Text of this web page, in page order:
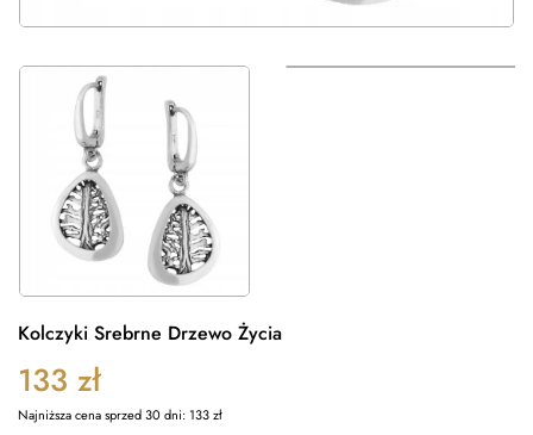
Kolczyki Srebrne Drzewo Życia
133 zł
Najniższa cena sprzed 30 dni:133zł